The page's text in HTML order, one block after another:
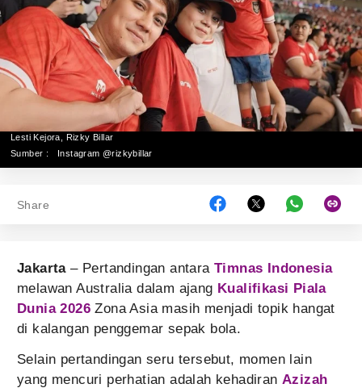
Lesti Kejora, Rizky Billar
Sumber :
Instagram @rizkybillar
Share
Jakarta– Pertandingan antaraTimnas Indonesia
melawan Australia dalam ajang Kualifikasi Piala
Dunia 2026 Zona Asia masih menjadi topik hangat
di kalangan penggemar sepak bola.
Selain pertandingan seru tersebut, momen lain
yang mencuri perhatian adalah kehadiran Azizah